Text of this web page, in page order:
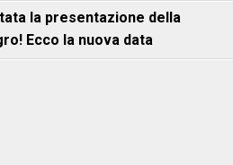
la presentazione della
Ecco la nuova data